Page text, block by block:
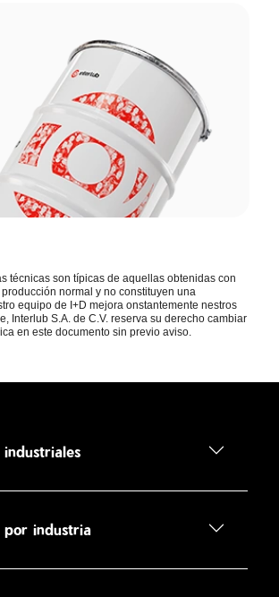
técnicas son típicas de aquellas obtenidas con
normal y no constituyen una
equipo de I+D mejora onstantemente nestros
Interlub S.A. de C.V. reserva su derecho cambiar
en este documento sin previo aviso.
por industria